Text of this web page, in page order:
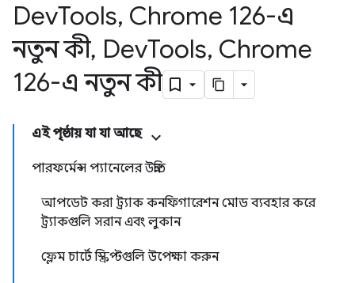
DevTools, Chrome 126-এ
নতুন কী, DevTools, Chrome
126-এ নতুন কী
এই পৃষ্ঠায় যা যা আছে
পারফর্মেন্স প্যানেলের উন্নতি
আপডেট করা ট্র্যাক কনফিগারেশন মোড ব্যবহার করে
ট্র্যাকগুলি সরান এবং লুকান
ফ্লেম চার্টে স্ক্রিপ্টগুলি উপেক্ষা করুন